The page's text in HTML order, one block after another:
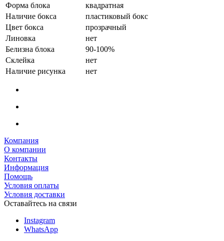
Форма блока
квадратная
Наличие бокса
пластиковый бокс
Цвет бокса
прозрачный
Линовка
нет
Белизна блока
90-100%
Склейка
нет
Наличие рисунка
нет
Компания
О компании
Контакты
Информация
Помощь
Условия оплаты
Условия доставки
Оставайтесь на связи
Instagram
WhatsApp